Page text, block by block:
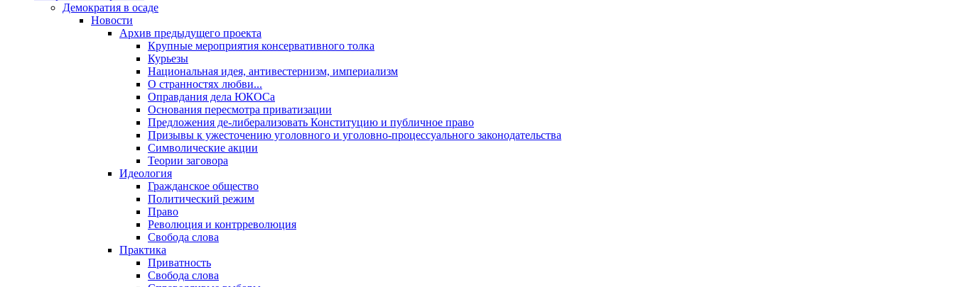
Демократия в осаде
Новости
Архив предыдущего проекта
Крупные мероприятия консервативного толка
Курьезы
Национальная идея, антивестернизм, империализм
О странностях любви...
Оправдания дела ЮКОСа
Основания пересмотра приватизации
Предложения де-либерализовать Конституцию и публичное право
Призывы к ужесточению уголовного и уголовно-процессуального законодательства
Символические акции
Теории заговора
Идеология
Гражданское общество
Политический режим
Право
Революция и контрреволюция
Свобода слова
Практика
Приватность
Свобода слова